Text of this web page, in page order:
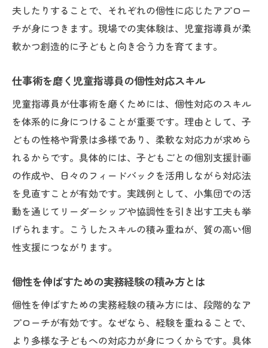
夫したりすることで、それぞれの個性に応じたアプロー
チが身につきます。現場での実体験は、児童指導員が柔
軟かつ創造的に子どもと向き合う力を育てます。
仕事術を磨く児童指導員の個性対応スキル
児童指導員が仕事術を磨くためには、個性対応のスキル
を体系的に身につけることが重要です。理由として、子
どもの性格や背景は多様であり、柔軟な対応力が求めら
れるからです。具体的には、子どもごとの個別支援計画
の作成や、日々のフィードバックを活用しながら対応法
を見直すことが有効です。実践例として、小集団での活
動を通じてリーダーシップや協調性を引き出す工夫も挙
げられます。こうしたスキルの積み重ねが、質の高い個
性支援につながります。
個性を伸ばすための実務経験の積み方とは
個性を伸ばすための実務経験の積み方には、段階的なア
プローチが有効です。なぜなら、経験を重ねることで、
より多様な子どもへの対応力が身につくからです。具体